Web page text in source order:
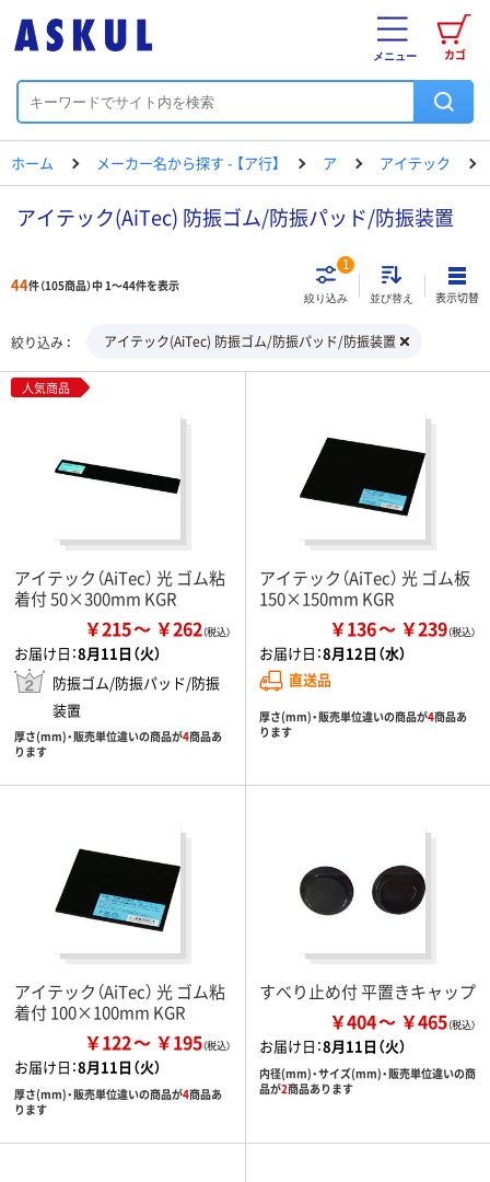
カゴ
メニュー
ホーム メーカー名から探す - 【ア行】 ア アイテック
アイテック(AiTec) 防振ゴム/防振パッド/防振装置
44件（105商品）中 1～44件を表示
絞り込み
1
並び替え 表示切替
絞り込み アイテック(AiTec) 防振ゴム/防振パッド/防振装置
人気商品
アイテック（AiTec） 光 ゴム粘
着付 50×300mm KGR
￥215 ￥262
お届け日：8月11日（火）
防振ゴム/防振パッド/防振
装置
厚さ(mm)・販売単位違いの商品が4商品あ
ります
アイテック（AiTec） 光 ゴム板
150×150mm KGR
￥136 ￥239
お届け日：8月12日（水）
直送品
厚さ(mm)・販売単位違いの商品が4商品あ
ります
アイテック（AiTec） 光 ゴム粘
着付 100×100mm KGR
￥122 ￥195
お届け日：8月11日（火）
厚さ(mm)・販売単位違いの商品が4商品あ
ります
すべり止め付 平置きキャップ
￥404 ￥465
お届け日：8月11日（火）
内径(mm)・サイズ(mm)・販売単位違いの商
品が2商品あります